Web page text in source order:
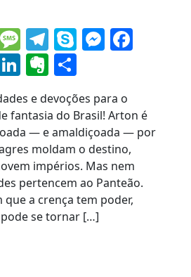
Message
Telegram
Skype
LinkedIn
Evernote
e devoções para o
fantasia do Brasil! Arton é
— e amaldiçoada — por
moldam o destino,
impérios. Mas nem
pertencem ao Panteão.
que a crença tem poder,
se tornar […]